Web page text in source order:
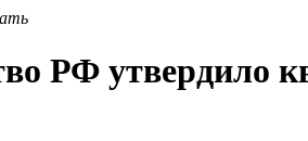
РФ утвердило